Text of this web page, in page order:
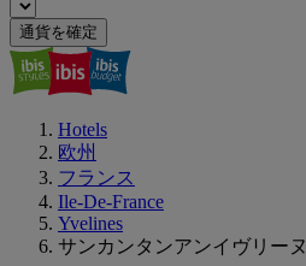
通貨を確定
Hotels
欧州
フランス
Ile-De-France
Yvelines
サンカンタンアンイヴリーヌ